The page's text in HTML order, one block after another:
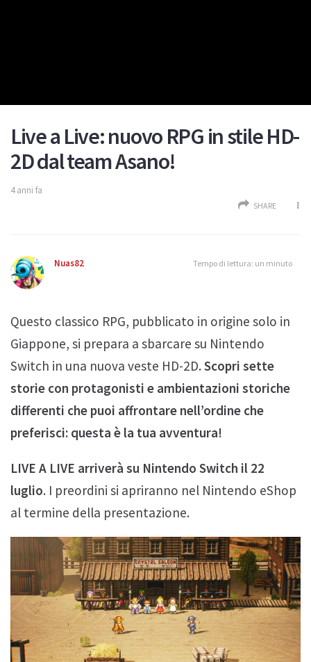
Live a Live: nuovo RPG in stile HD-
2D dal team Asano!
4 anni fa
SHARE
Nuas82 Tempo di lettura: un minuto
Questo classico RPG, pubblicato in origine solo in
Giappone, si prepara a sbarcare su Nintendo
Switch in una nuova veste HD-2D. Scopri sette
storie con protagonisti e ambientazioni storiche
differenti che puoi affrontare nell’ordine che
preferisci: questa è la tua avventura!
LIVE A LIVE arriverà su Nintendo Switch il 22
luglio. I preordini si apriranno nel Nintendo eShop
al termine della presentazione.